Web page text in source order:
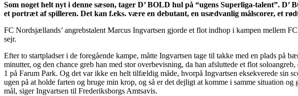
Som noget helt nyt i denne sæson, tager D’ BOLD hul på “ugens Superliga-talent”.
et portræt af spilleren. Det kan f.eks. være en debutant, en usædvanlig målscorer, et
FC Nordsjællands’ angrebstalent Marcus Ingvartsen gjorde et flot indhop i kampen mellem
sejr.
Efter to startpladser i de foregående kampe, måtte Ingvartsen tage til takke med en plads
minutter, og den chance greb han med stor overbevisning, da han afsluttede et flot
1 på Farum Park. Og det var ikke en helt tilfældig måde, hvorpå Ingvartsen eksekverede sin
ugen på at holde farten og bruge min krop, og så er det dejligt at komme i samme situation
mål, siger Ingvartsen til Frederiksborgs Amtsavis.